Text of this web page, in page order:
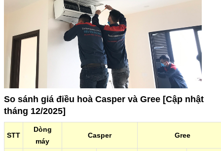
So sánh giá điều hoà Casper và Gree [Cập nhật
tháng 12/2025]
STT
Dòng
máy
Casper Gree